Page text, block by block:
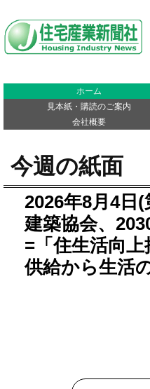
ホーム
見本紙・購読のご案内
会社概要
今週の紙面
2026年8月4日
建築協会、
=「住生活向
供給から生活